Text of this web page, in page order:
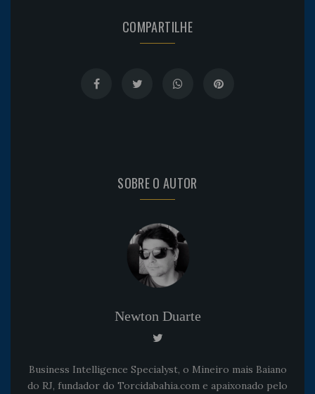
COMPARTILHE
SOBRE O AUTOR
Newton Duarte
Business Intelligence Specialyst, o Mineiro mais Baiano
do RJ, fundador do Torcidabahia.com e apaixonado pelo